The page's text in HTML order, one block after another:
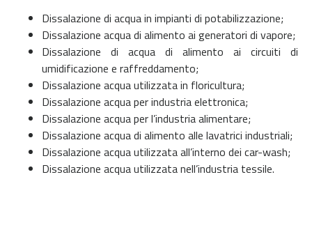
Dissalazione di acqua in impianti di potabilizzazione;
Dissalazione acqua di alimento ai generatori di vapore;
Dissalazione di acqua di alimento ai circuiti di
umidificazione e raffreddamento;
Dissalazione acqua utilizzata in floricultura;
Dissalazione acqua per industria elettronica;
Dissalazione acqua per l’industria alimentare;
Dissalazione acqua di alimento alle lavatrici industriali;
Dissalazione acqua utilizzata all’interno dei car-wash;
Dissalazione acqua utilizzata nell’industria tessile.